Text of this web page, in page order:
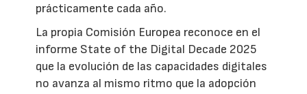
prácticamente cada año.
La propia Comisión Europea reconoce en el
informe State of the Digital Decade 2025
que la evolución de las capacidades digitales
no avanza al mismo ritmo que la adopción